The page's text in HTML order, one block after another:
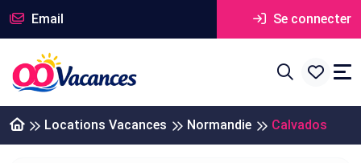
Email Se connecter
Locations Vacances Normandie Calvados